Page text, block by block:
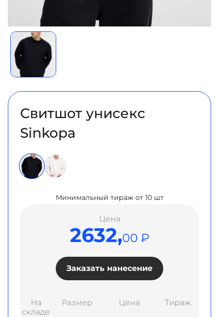
Свитшот унисекс
Sinkopa
Минимальный тираж от 10 шт
Цена
2632,00 ₽
Заказать нанесение
На
складе
Размер Цена Тираж